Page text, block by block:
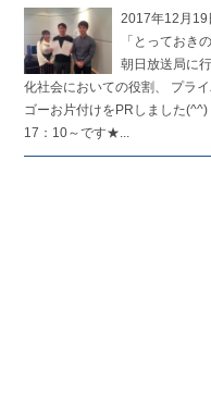
2017年12月19
「とっておき
朝日放送局に
化社会においての役割、 プラ
ゴーお片付けをPRしました
17：10～です★...